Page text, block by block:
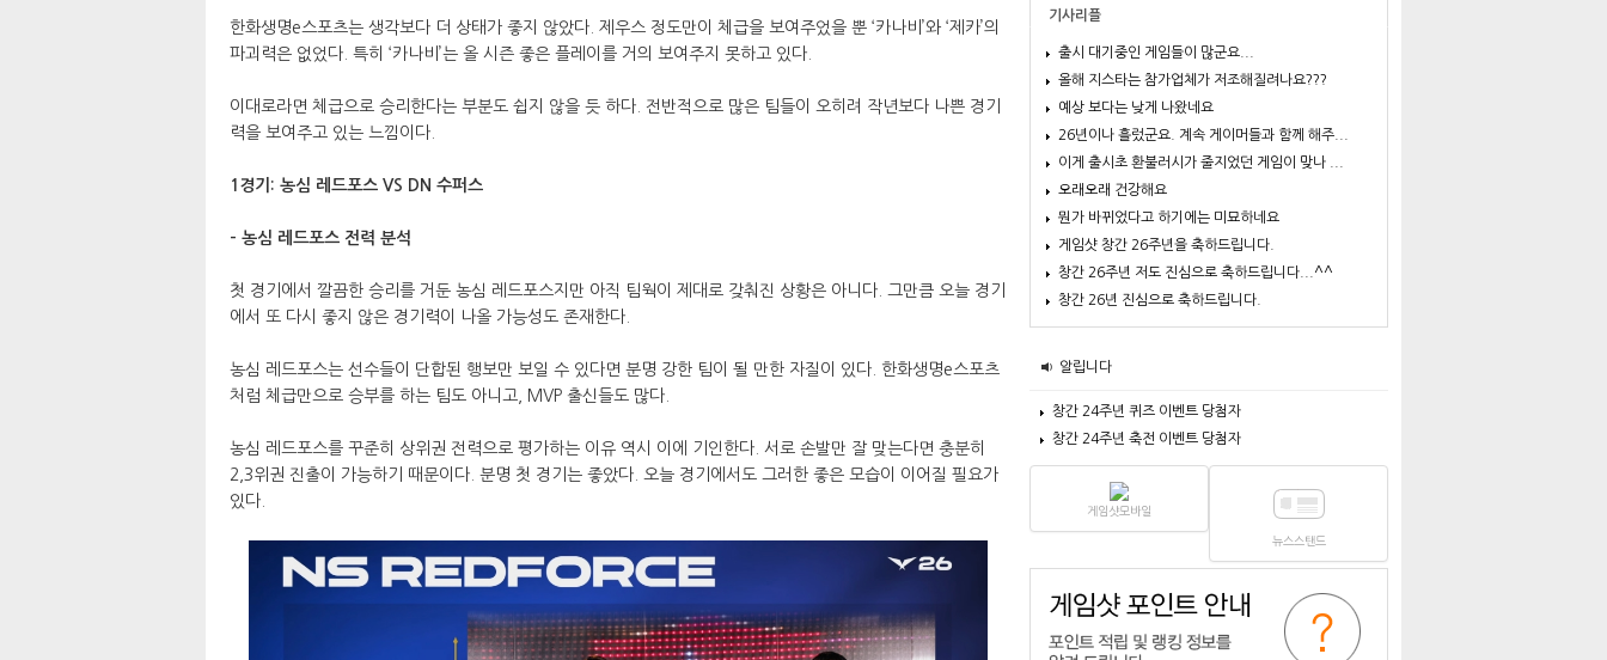
한화생명e스포츠는 생각보다 더 상태가 좋지 않았다. 제우스 정도만이 체급을 보여주었을 뿐 ‘카나비’와 ‘제카’의
파괴력은 없었다. 특히 ‘카나비’는 올 시즌 좋은 플레이를 거의 보여주지 못하고 있다.
이대로라면 체급으로 승리한다는 부분도 쉽지 않을 듯 하다. 전반적으로 많은 팀들이 오히려 작년보다 나쁜 경기
력을 보여주고 있는 느낌이다.
1경기: 농심 레드포스 VS DN 수퍼스
- 농심 레드포스 전력 분석
첫 경기에서 깔끔한 승리를 거둔 농심 레드포스지만 아직 팀웍이 제대로 갖춰진 상황은 아니다. 그만큼 오늘 경기
에서 또 다시 좋지 않은 경기력이 나올 가능성도 존재한다.
농심 레드포스는 선수들이 단합된 행보만 보일 수 있다면 분명 강한 팀이 될 만한 자질이 있다. 한화생명e스포츠
처럼 체급만으로 승부를 하는 팀도 아니고, MVP 출신들도 많다.
농심 레드포스를 꾸준히 상위권 전력으로 평가하는 이유 역시 이에 기인한다. 서로 손발만 잘 맞는다면 충분히
2,3위권 진출이 가능하기 때문이다. 분명 첫 경기는 좋았다. 오늘 경기에서도 그러한 좋은 모습이 이어질 필요가
있다.
기사리플
출시 대기중인 게임들이 많군요...
올해 지스타는 참가업체가 저조해질려나요???
예상 보다는 낮게 나왔네요
26년이나 흘렀군요. 계속 게이머들과 함께 해주...
이게 출시초 환불러시가 줄지었던 게임이 맞나 ...
오래오래 건강해요
뭔가 바뀌었다고 하기에는 미묘하네요
게임샷 창간 26주년을 축하드립니다.
창간 26주년 저도 진심으로 축하드립니다...^^
창간 26년 진심으로 축하드립니다.
알립니다
창간 24주년 퀴즈 이벤트 당첨자
창간 24주년 축전 이벤트 당첨자
게임샷모바일
뉴스스탠드